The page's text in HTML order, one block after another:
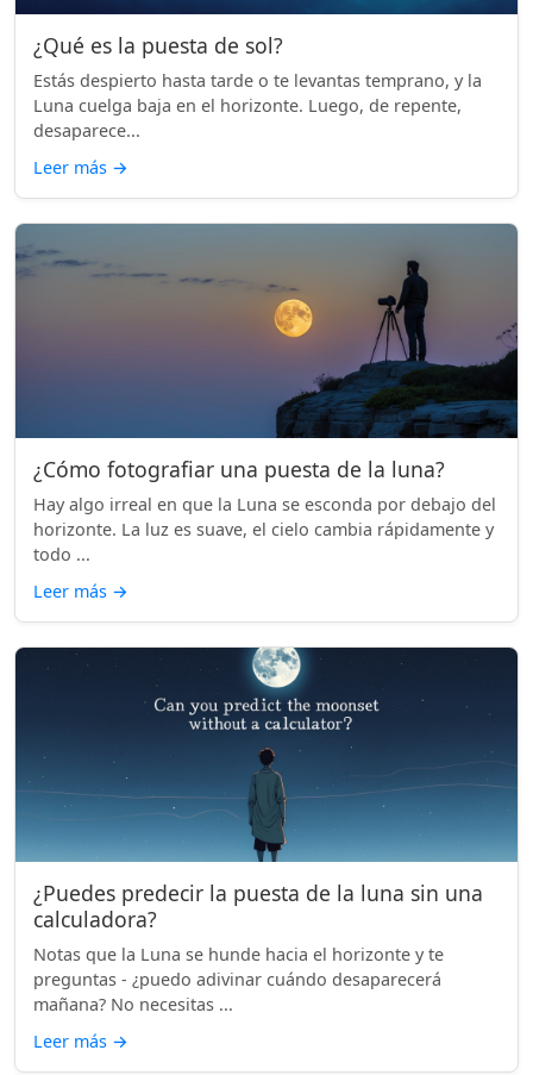
¿Qué es la puesta de sol?
Estás despierto hasta tarde o te levantas temprano, y la
Luna cuelga baja en el horizonte. Luego, de repente,
desaparece...
Leer más →
¿Cómo fotografiar una puesta de la luna?
Hay algo irreal en que la Luna se esconda por debajo del
horizonte. La luz es suave, el cielo cambia rápidamente y
todo ...
Leer más →
¿Puedes predecir la puesta de la luna sin una
calculadora?
Notas que la Luna se hunde hacia el horizonte y te
preguntas - ¿puedo adivinar cuándo desaparecerá
mañana? No necesitas ...
Leer más →